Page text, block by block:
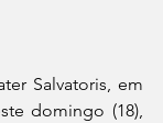
Salvatoris, em
domingo (18),